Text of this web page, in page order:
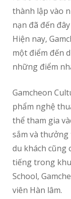
thành lập vào
nạn đã đến
Hiện nay,
một điểm đến
những điểm
Gamcheon
phẩm nghệ
thể tham gia
sắm và
du khách cũng
tiếng trong
School,
viên Hàn lâm.